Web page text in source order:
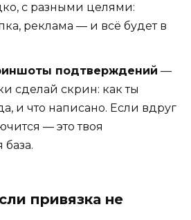
с разными целями:
реклама — и всё будет в
подтверждений —
сделай скрин: как ты
и что написано. Если вдруг
— это твоя
база.
привязка не